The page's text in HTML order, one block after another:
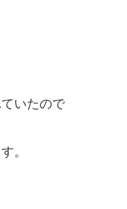
いたので
。